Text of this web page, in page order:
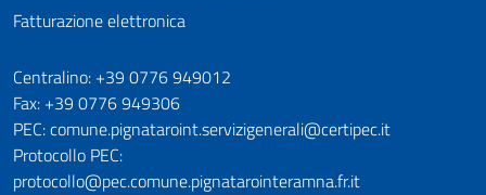
Fatturazione elettronica
Numeri utili
Centralino: +39 0776 949012
Fax: +39 0776 949306
PEC: comune.pignataroint.servizigenerali@certipec.it
Protocollo PEC:
protocollo@pec.comune.pignatarointeramna.fr.it